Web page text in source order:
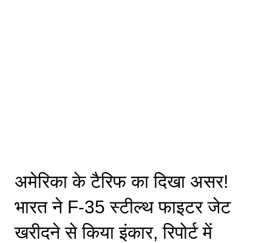
अमेरिका के टैरिफ का दिखा असर!
भारत ने F-35 स्टील्थ फाइटर जेट
खरीदने से किया इंकार, रिपोर्ट में